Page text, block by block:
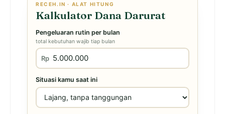
RECEH.IN · ALAT HITUNG
Kalkulator Dana Darurat
Pengeluaran rutin per bulan
total kebutuhan wajib tiap bulan
Rp
Situasi kamu saat ini